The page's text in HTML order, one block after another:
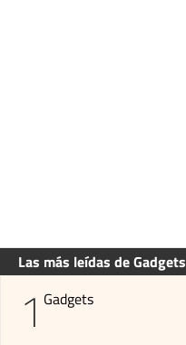
Las más leídas de Gadgets
1 Gadgets